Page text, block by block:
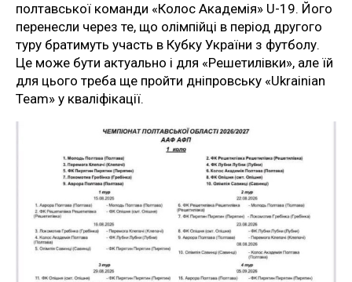
полтавської команди «Колос Академія» U-19. Його
перенесли через те, що олімпійці в період другого
туру братимуть участь в Кубку України з футболу.
Це може бути актуально і для «Решетилівки», але їй
для цього треба ще пройти дніпровську «Ukrainian
Team» у кваліфікації.